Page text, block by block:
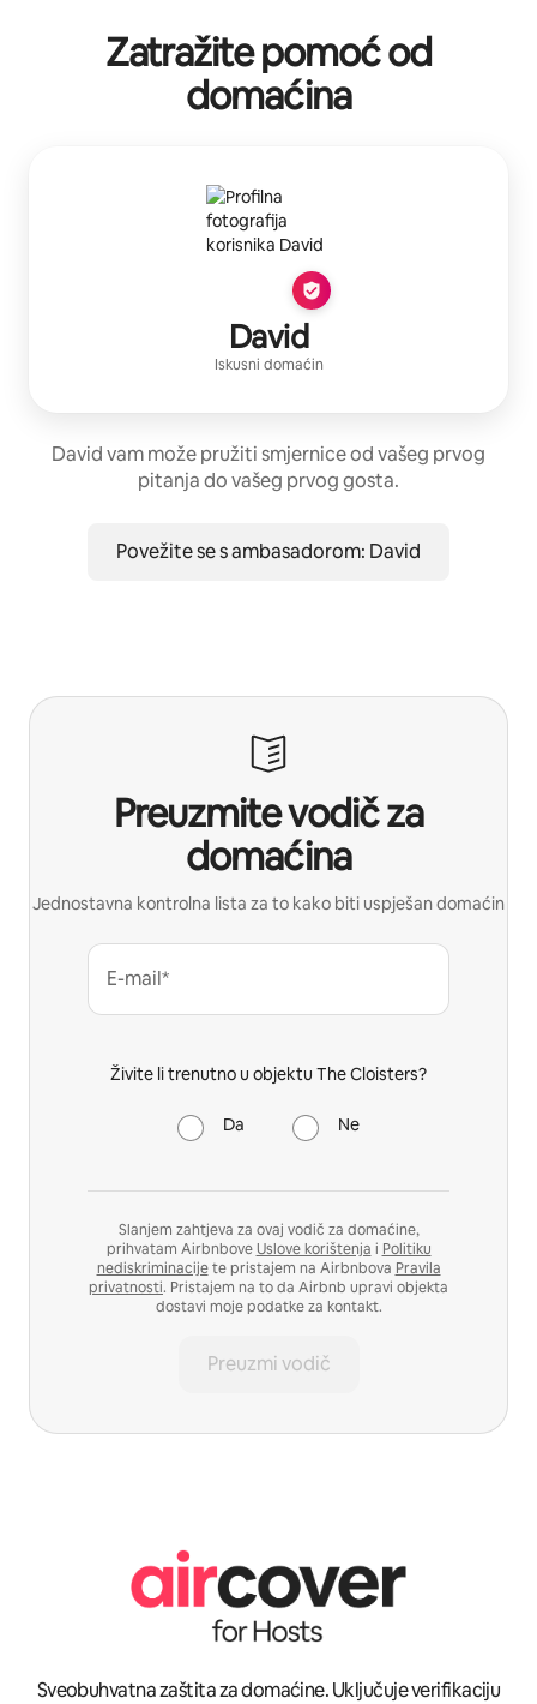
Zatražite pomoć od
domaćina
David
Iskusni domaćin
David vam može pružiti smjernice od vašeg prvog
pitanja do vašeg prvog gosta.
Povežite se s ambasadorom: David
Preuzmite vodič za
domaćina
Jednostavna kontrolna lista za to kako biti uspješan domaćin
E-mail*
Živite li trenutno u objektu The Cloisters?
Da Ne
Slanjem zahtjeva za ovaj vodič za domaćine,
prihvatam AirbnboveUslove korištenja i Politiku
nediskriminacijete pristajem na Airbnbova Pravila
privatnosti. Pristajem na to da Airbnb upravi objekta
dostavi moje podatke za kontakt.
Preuzmi vodič
Sveobuhvatna zaštita za domaćine. Uključuje verifikaciju